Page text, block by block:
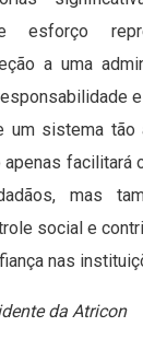
esforço
a uma
um sistema tão
apenas facilitará
mas
social e
nas
da Atricon